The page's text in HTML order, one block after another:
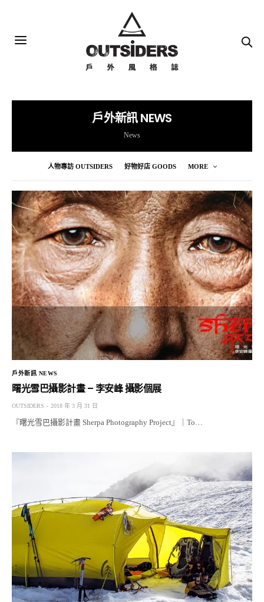
戶外新訊 NEWS
News
人物專訪 OUTSIDERS 好物好店 GOODS MORE
戶外新訊 NEWS
曙光雪巴攝影計畫 – 李安峰 攝影個展
OUTSIDERS 2018 年 3 月 31 日
『曙光雪巴攝影計畫 Sherpa Photography Project』｜To…